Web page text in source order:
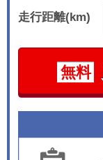
走行距離(km)
無料